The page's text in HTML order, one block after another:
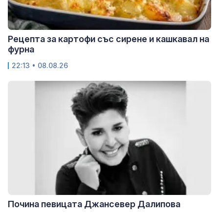
Рецепта за картофи със сирене и кашкавал на
фурна
22:13 • 08.08.26
Почина певицата Джансевер Далипова